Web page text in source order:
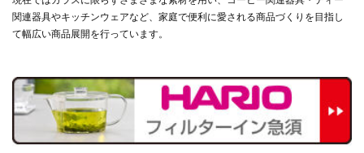
関連器具やキッチンウェアなど、家庭で便利に愛される商品づくりを目指し
て幅広い商品展開を行っています。